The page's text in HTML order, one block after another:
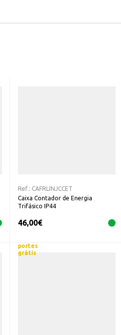
Ref.: CAFRLINJCCET
Caixa Contador de Energia
Trifásico IP44
46,00€
portes
grátis